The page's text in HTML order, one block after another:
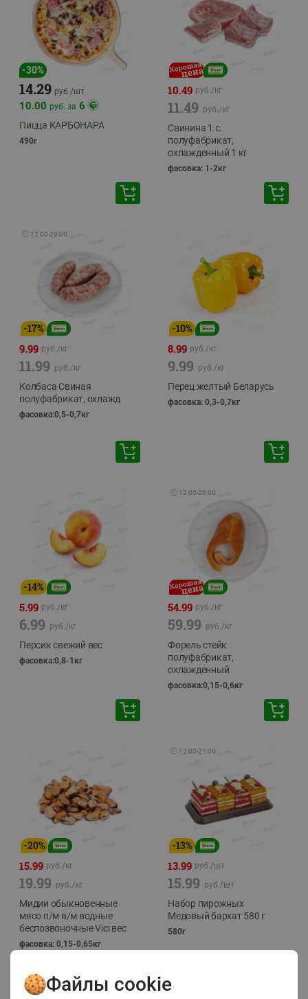
-30%
14.29 руб./шт
10.00 руб. за 6
Пицца КАРБОНАРА
490г
10.49 руб./кг
11.49 руб./кг
Свинина 1 с.
полуфабрикат,
охлажденный 1 кг
фасовка: 1-2кг
🕘 12:00-20:00
-17%
9.99 руб./кг
11.99 руб./кг
Колбаса Свиная
полуфабрикат, охлажд
фасовка:0,5-0,7кг
-10%
8.99 руб./кг
9.99 руб./кг
Перец желтый Беларусь
фасовка: 0,3-0,7кг
-14%
5.99 руб./кг
6.99 руб./кг
Персик свежий вес
фасовка:0,8-1кг
🕘 12:00-20:00
54.99 руб./кг
59.99 руб./кг
Форель стейк
полуфабрикат,
охлажденный
фасовка:0,15-0,6кг
-20%
15.99 руб./кг
19.99 руб./кг
Мидии обыкновенные
мясо п/м в/м водные
беспозвоночные Vici вес
фасовка: 0,15-0,65кг
🕘 12:00-21:00
-13%
13.99 руб./шт
15.99 руб./шт
Набор пирожных
Медовый бархат 580 г
580г
Файлы cookie